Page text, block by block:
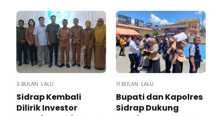
3 BULAN LALU
Sidrap Kembali
Dilirik Investor
11 BULAN LALU
Bupati dan Kapolres
Sidrap Dukung